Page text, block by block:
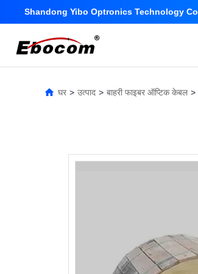
Shandong Yibo Optronics Technology
घर > उत्पाद > बाहरी फाइबर ऑप्टिक केबल >